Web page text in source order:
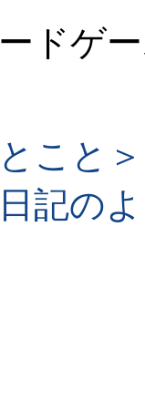
ドゲ
こと＞
記の